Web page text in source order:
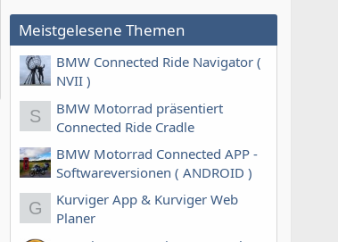
Meistgelesene Themen
BMW Connected Ride Navigator (
NVII )
S
BMW Motorrad präsentiert
Connected Ride Cradle
BMW Motorrad Connected APP -
Softwareversionen ( ANDROID )
G
Kurviger App & Kurviger Web
Planer